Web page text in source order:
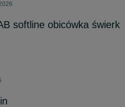
softline obicówka świerk